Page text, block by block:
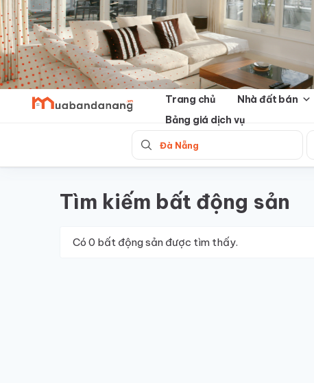
Skip
to
content
Trang chủ Nhà đất bán
Bảng giá dịch vụ
Đà Nẵng
Tìm kiếm bất động sản
Có 0 bất động sản được tìm thấy.